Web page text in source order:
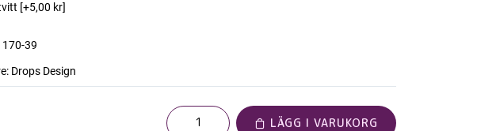
[+5,00 kr]
170-39
Drops Design
LÄGG I VARUKORG